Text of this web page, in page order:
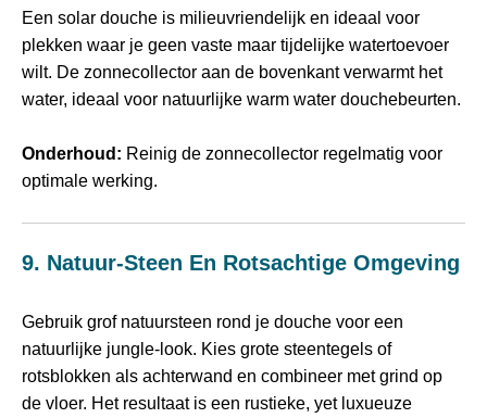
Een solar douche is milieuvriendelijk en ideaal voor
plekken waar je geen vaste maar tijdelijke watertoevoer
wilt. De zonnecollector aan de bovenkant verwarmt het
water, ideaal voor natuurlijke warm water douchebeurten.
Onderhoud: Reinig de zonnecollector regelmatig voor
optimale werking.
9. Natuur‑steen En Rotsachtige Omgeving
Gebruik grof natuursteen rond je douche voor een
natuurlijke jungle‑look. Kies grote steentegels of
rotsblokken als achterwand en combineer met grind op
de vloer. Het resultaat is een rustieke, yet luxueuze